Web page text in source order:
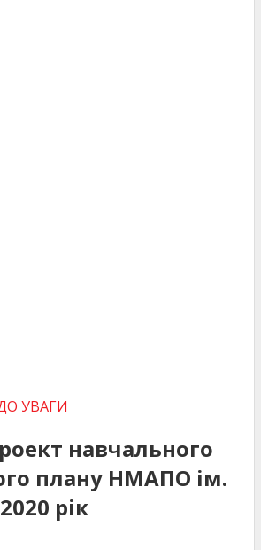
УВАГИ
навчального
плану НМАПО ім.
рік